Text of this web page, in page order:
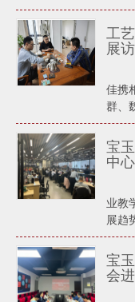
工
展
佳携
群、
宝
中
业教
展趋
宝
会